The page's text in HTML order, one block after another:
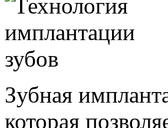
Зубная
которая